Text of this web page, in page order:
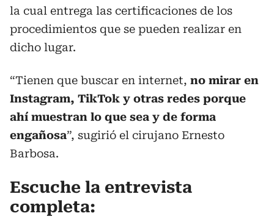
la cual entrega las certificaciones de los
procedimientos que se pueden realizar en
dicho lugar.
“Tienen que buscar en internet, no mirar en
Instagram, TikTok y otras redes porque
ahí muestran lo que sea y de forma
engañosa”, sugirió el cirujano Ernesto
Barbosa.
Escuche la entrevista
completa: